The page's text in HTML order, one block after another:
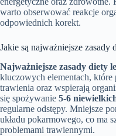
warto obserwować reakcje
odpowiednich korekt.
Jakie są najważniejsze zasady
Najważniejsze zasady diety
kluczowych elementach, które
trawienia oraz wspierają
się spożywanie 5-6
regularne odstępy. Mniejsze
układu pokarmowego, co ma
problemami trawiennymi.